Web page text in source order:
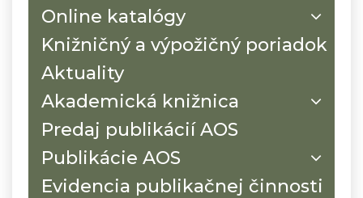
Online katalógy
Knižničný a výpožičný poriadok
Aktuality
Akademická knižnica
Predaj publikácií AOS
Publikácie AOS
Evidencia publikačnej činnosti